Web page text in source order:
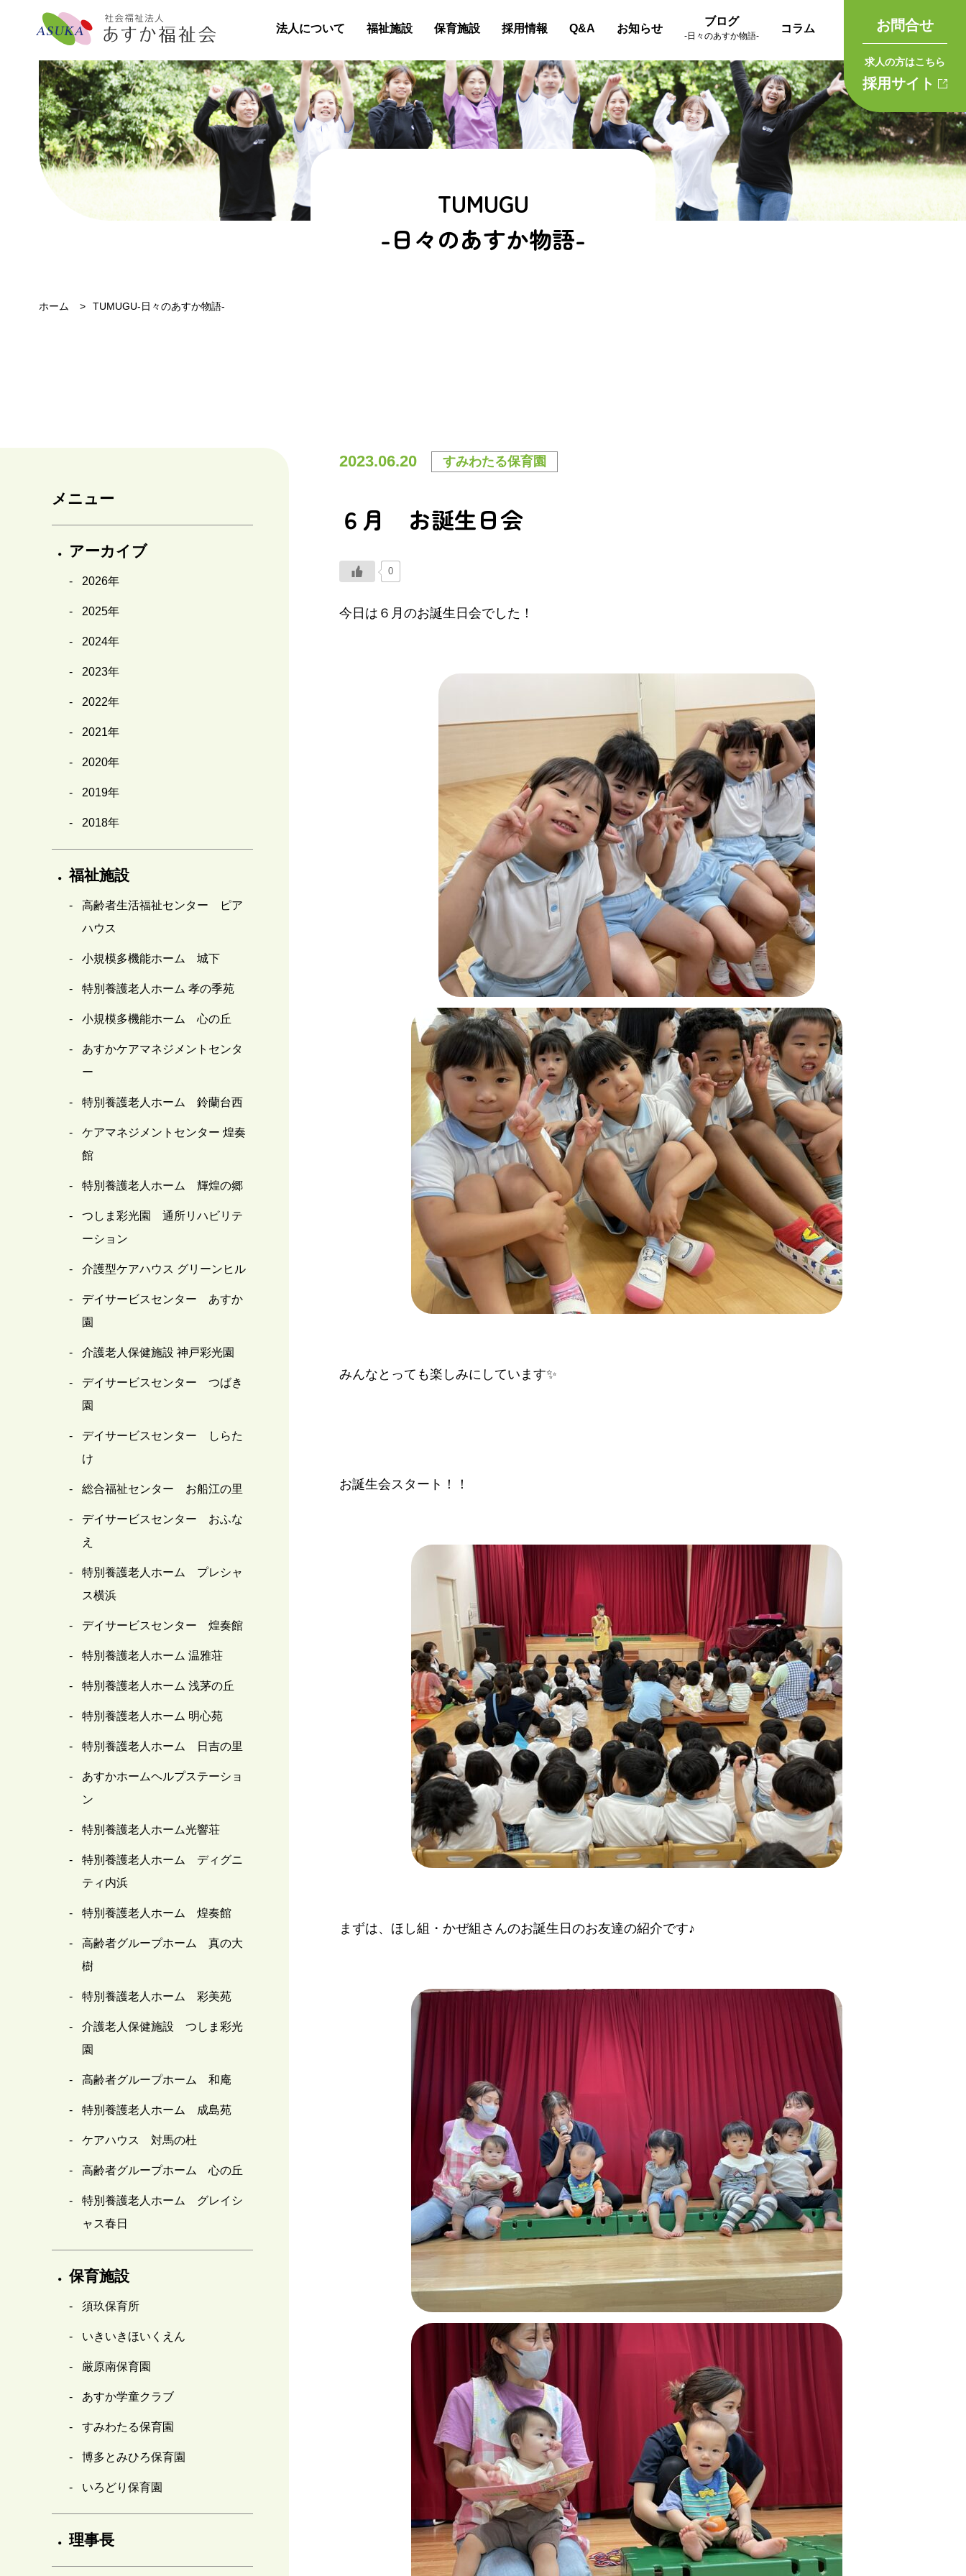
法人について 福祉施設 保育施設 採用情報 Q&A お知らせ
ブログ
-日々のあすか物語-
コラム お問合せ
求人の方はこちら
採用サイト
TUMUGU
-日々のあすか物語-
ホーム TUMUGU-日々のあすか物語-
メニュー
アーカイブ
2026年
2025年
2024年
2023年
2022年
2021年
2020年
2019年
2018年
福祉施設
高齢者生活福祉センター ピア
ハウス
小規模多機能ホーム 城下
特別養護老人ホーム 孝の季苑
小規模多機能ホーム 心の丘
あすかケアマネジメントセンタ
ー
特別養護老人ホーム 鈴蘭台西
ケアマネジメントセンター 煌奏
館
特別養護老人ホーム 輝煌の郷
つしま彩光園 通所リハビリテ
ーション
介護型ケアハウス グリーンヒル
デイサービスセンター あすか
園
介護老人保健施設 神戸彩光園
デイサービスセンター つばき
園
デイサービスセンター しらた
け
総合福祉センター お船江の里
デイサービスセンター おふな
え
特別養護老人ホーム プレシャ
ス横浜
デイサービスセンター 煌奏館
特別養護老人ホーム 温雅荘
特別養護老人ホーム 浅茅の丘
特別養護老人ホーム 明心苑
特別養護老人ホーム 日吉の里
あすかホームヘルプステーショ
ン
特別養護老人ホーム光響荘
特別養護老人ホーム ディグニ
ティ内浜
特別養護老人ホーム 煌奏館
高齢者グループホーム 真の大
樹
特別養護老人ホーム 彩美苑
介護老人保健施設 つしま彩光
園
高齢者グループホーム 和庵
特別養護老人ホーム 成島苑
ケアハウス 対馬の杜
高齢者グループホーム 心の丘
特別養護老人ホーム グレイシ
ャス春日
保育施設
須玖保育所
いきいきほいくえん
厳原南保育園
あすか学童クラブ
すみわたる保育園
博多とみひろ保育園
いろどり保育園
理事長
2023.06.20 すみわたる保育園
６月 お誕生日会
0
今日は６月のお誕生日会でした！
みんなとっても楽しみにしています✨
お誕生会スタート！！
まずは、ほし組・かぜ組さんのお誕生日のお友達の紹介です♪